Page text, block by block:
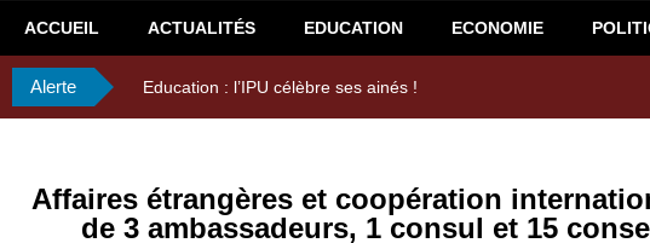
ACCUEIL ACTUALITÉS EDUCATION ECONOMIE
Alerte 29ème Assemblée Générale Ordinaire de l’Union Nyèsigiso :
Affaires étrangères et coopération
de 3 ambassadeurs, 1 consul et 15